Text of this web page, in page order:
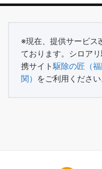
※現在、提供サービス
ております。シロア
携サイト 駆除の匠（
関） をご利用ください